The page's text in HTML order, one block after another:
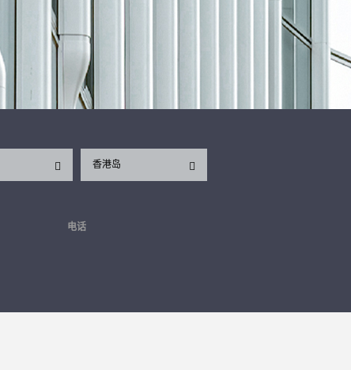
香港岛
电话